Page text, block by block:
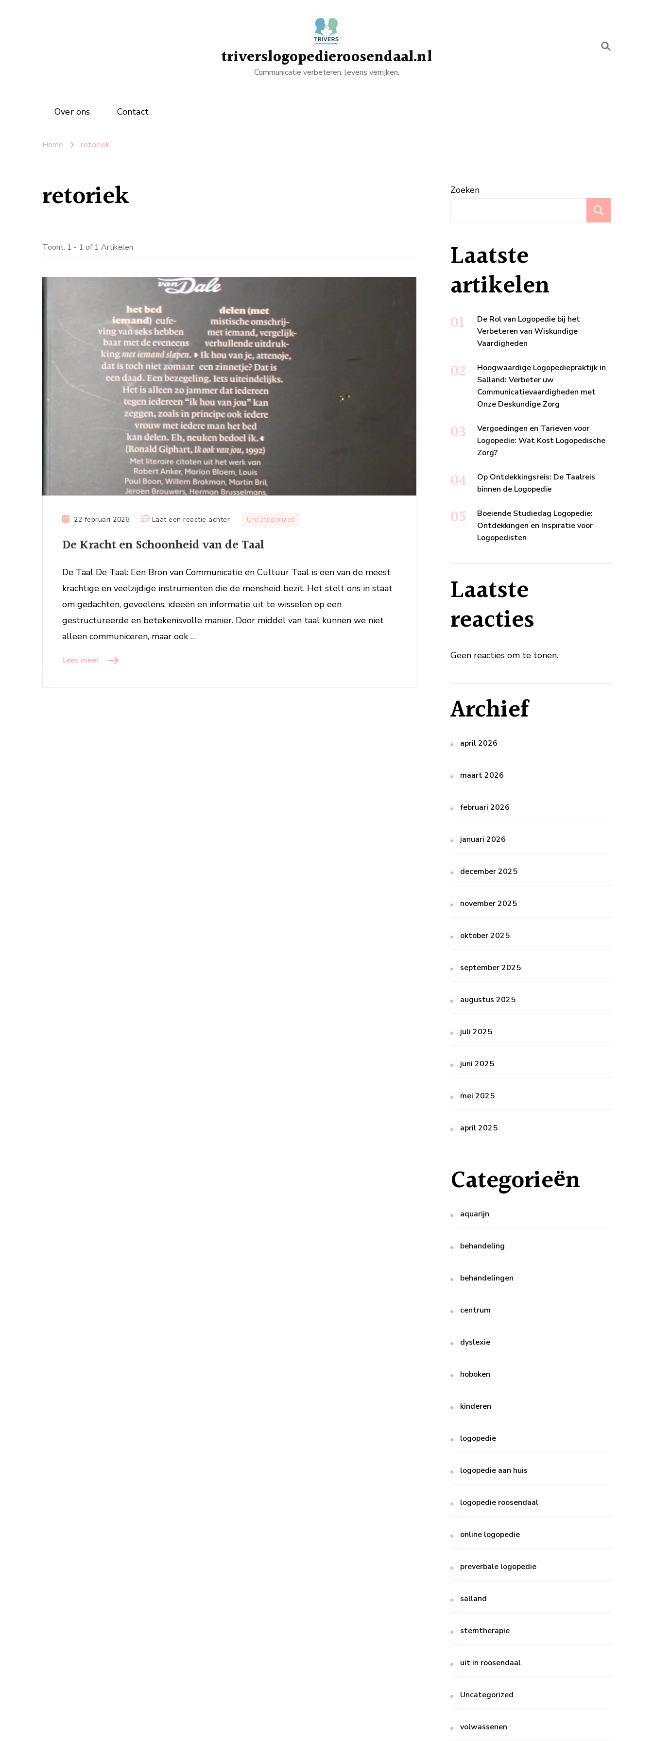
triverslogopedieroosendaal.nl
Communicatie verbeteren, levens verrijken.
Over ons Contact
Home retoriek
retoriek
Toont: 1 - 1 of 1 Artikelen
22 februari 2026 Laat een reactie achterop
Kracht
Schoonheid
Taal
Uncategorized
De Kracht en Schoonheid van de Taal
De Taal De Taal: Een Bron van Communicatie en Cultuur Taal is een van de meest
krachtige en veelzijdige instrumenten die de mensheid bezit. Het stelt ons in staat
om gedachten, gevoelens, ideeën en informatie uit te wisselen op een
gestructureerde en betekenisvolle manier. Door middel van taal kunnen we niet
alleen communiceren, maar ook …
Lees meer
Zoeken
Laatste
artikelen
De Rol van Logopedie bij het
Verbeteren van Wiskundige
Vaardigheden
Hoogwaardige Logopediepraktijk in
Salland: Verbeter uw
Communicatievaardigheden met
Onze Deskundige Zorg
Vergoedingen en Tarieven voor
Logopedie: Wat Kost Logopedische
Zorg?
Op Ontdekkingsreis: De Taalreis
binnen de Logopedie
Boeiende Studiedag Logopedie:
Ontdekkingen en Inspiratie voor
Logopedisten
Laatste
reacties
Geen reacties om te tonen.
Archief
april 2026
maart 2026
februari 2026
januari 2026
december 2025
november 2025
oktober 2025
september 2025
augustus 2025
juli 2025
juni 2025
mei 2025
april 2025
Categorieën
aquarijn
behandeling
behandelingen
centrum
dyslexie
hoboken
kinderen
logopedie
logopedie aan huis
logopedie roosendaal
online logopedie
preverbale logopedie
salland
stemtherapie
uit in roosendaal
Uncategorized
volwassenen